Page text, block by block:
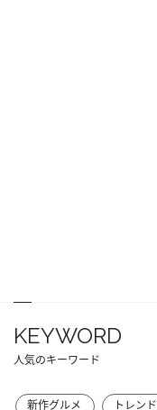
KEYWORD
人気のキーワード
新作グルメ トレンド